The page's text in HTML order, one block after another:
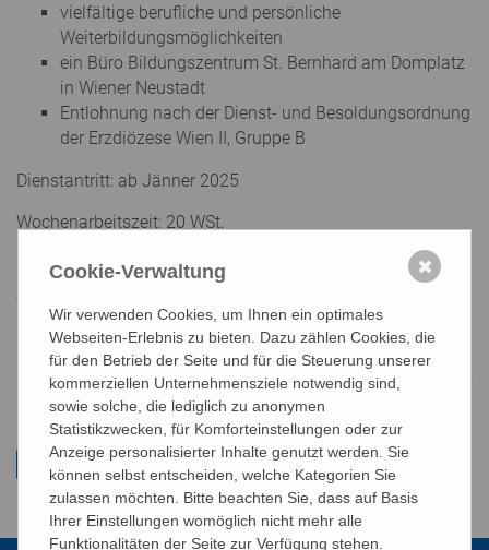
vielfältige berufliche und persönliche
Weiterbildungsmöglichkeiten
ein Büro Bildungszentrum St. Bernhard am Domplatz
in Wiener Neustadt
Entlohnung nach der Dienst- und Besoldungsordnung
der Erzdiözese Wien II, Gruppe B
Dienstantritt: ab Jänner 2025
Wochenarbeitszeit: 20 WSt.
Dienstort ist Wiener Neustadt, Domplatz 1.
Weitere Informationen bei: Mag. Georg Radlmair
Bewerbungsfrist: bis 20. Jänner 2025
zum Berwerbungsformular
gr/gr
Cookie-Verwaltung
Wir verwenden Cookies, um Ihnen ein optimales
Webseiten-Erlebnis zu bieten. Dazu zählen Cookies, die
für den Betrieb der Seite und für die Steuerung unserer
kommerziellen Unternehmensziele notwendig sind,
sowie solche, die lediglich zu anonymen
Statistikzwecken, für Komforteinstellungen oder zur
Anzeige personalisierter Inhalte genutzt werden. Sie
können selbst entscheiden, welche Kategorien Sie
zulassen möchten. Bitte beachten Sie, dass auf Basis
Ihrer Einstellungen womöglich nicht mehr alle
Funktionalitäten der Seite zur Verfügung stehen.
✖